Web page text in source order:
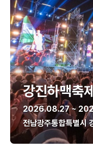
강진하맥축
2026.08.27 ~
전남광주통합특별시